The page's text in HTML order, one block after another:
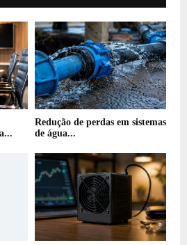
Redução de perdas em sistemas
de água...